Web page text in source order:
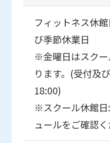
フィットネス休
び季節休業日
※金曜日はスクー
ります。(受付及
18:00)
※スクール休館
ュールをご確認く